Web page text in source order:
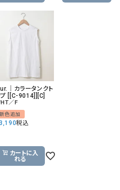
｜カラータンクト
プ [[C-9014]][C]
／F
新色追加
3,190税込
カートに入
れる